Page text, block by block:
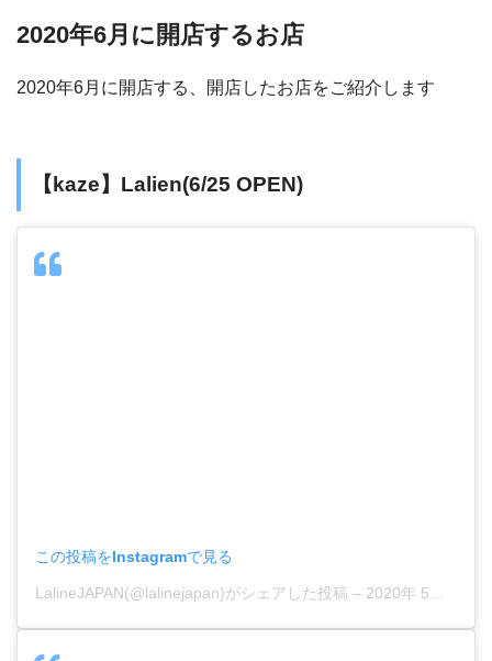
2020年6月に開店するお店
2020年6月に開店する、開店したお店をご紹介します
【kaze】Lalien(6/25 OPEN)
この投稿をInstagramで見る
LalineJAPAN(@lalinejapan)がシェアした投稿 – 2020年 5月月13日午前2時33分PDT